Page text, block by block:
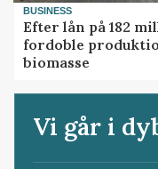
BUSINESS
Efter lån på 182
fordoble
biomasse
Vi går i